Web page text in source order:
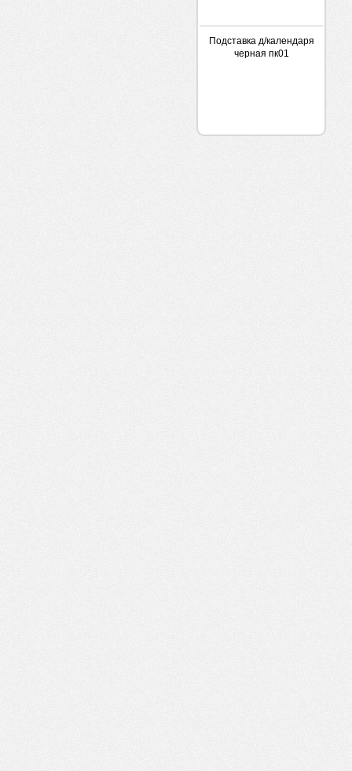
Подставка д/календаря
черная пк01